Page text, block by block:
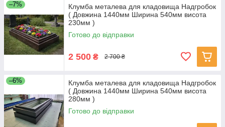
–7%
Клумба металева для кладовища Надгробок
( Довжина 1440мм Ширина 540мм висота
230мм )
Готово до відправки
2 500 ₴ 2 700 ₴
–6%
Клумба металева для кладовища Надгробок
( Довжина 1440мм Ширина 540мм висота
280мм )
Готово до відправки